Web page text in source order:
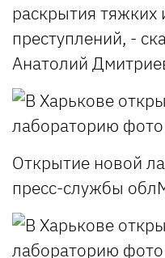
раскрытия тяжких
преступлений, -
Анатолий
Открытие новой
пресс-службы